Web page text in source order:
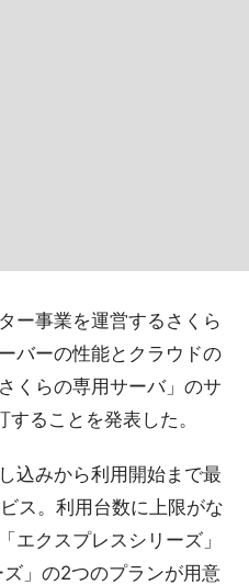
ー事業を運営するさくら
バーの性能とクラウドの
くらの専用サーバ」のサ
ることを発表した。
込みから利用開始まで最
ス。利用台数に上限がな
エクスプレスシリーズ」
」の2つのプランが用意